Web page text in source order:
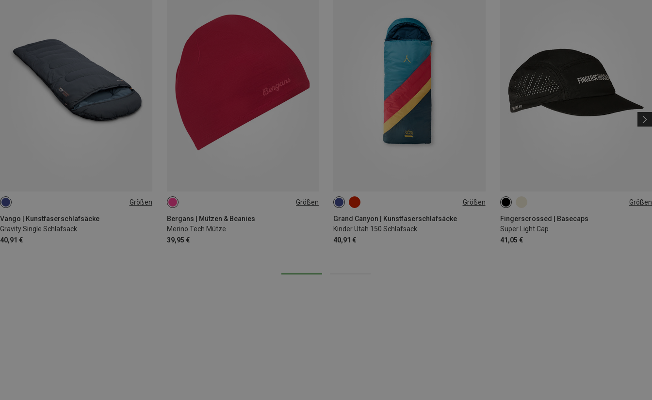
Größen
Vango | Kunstfaserschlafsäcke
Gravity Single Schlafsack
40,91 €
MAX. 200CM Größen
Bergans | Mützen & Beanies
Merino Tech Mütze
39,95 €
ONE SIZE Größen
Grand Canyon | Kunstfaserschlafsäcke
Kinder Utah 150 Schlafsack
40,91 €
MAX. 150CM Größen
Fingerscrossed | Basecaps
Super Light Cap
41,05 €
ONE SIZE